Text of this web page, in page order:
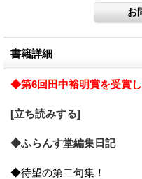
書籍詳細
◆第6回田中裕明賞を受賞し
[立ち読みする]
◆ふらんす堂編集日記
◆待望の第二句集！